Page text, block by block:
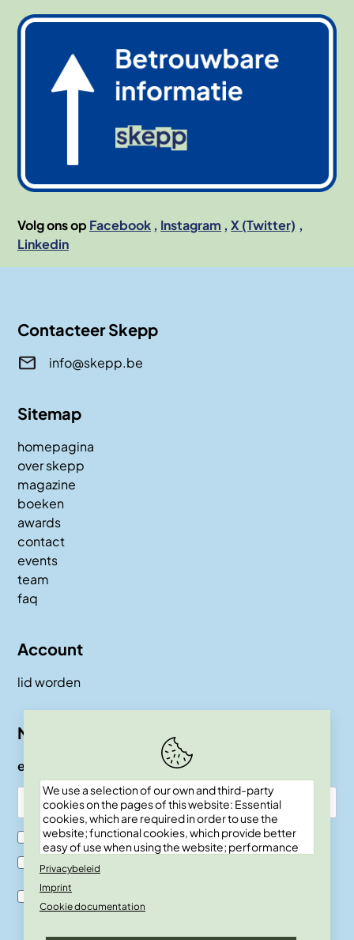
We use a selection of our own and third-party
cookies on the pages of this website: Essential
cookies, which are required in order to use the
website; functional cookies, which provide better
easy of use when using the website; performance
data on website use and statistics; and marketing
cookies, which are used to display relevant
content and advertising. If you choose "ACCEPT
Privacybeleid
Imprint
Cookie documentation
Afbeelding
Volg ons op Facebook Instagram
X (Twitter)
Linkedin
Contacteer Skepp
info@skepp.be
Sitemap
homepagina
over skepp
magazine
boeken
awards
contact
events
team
faq
Account
lid worden
Nieuwsbrief
e-mail
Ik ben SKEPP lid
Ik ben geen SKEPP lid
Ik ben akkoord met de verwerkingsvoor-waarden en
privacy policy.